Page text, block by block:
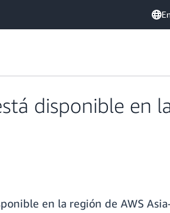
disponible en
en la región de AWS